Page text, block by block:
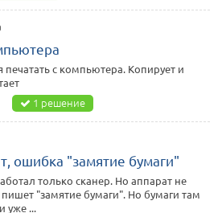
печатать с компьютера. Копирует и
1 решение
ошибка "замятие бумаги"
только сканер. Но аппарат не
"замятие бумаги". Но бумаги там
уже ...